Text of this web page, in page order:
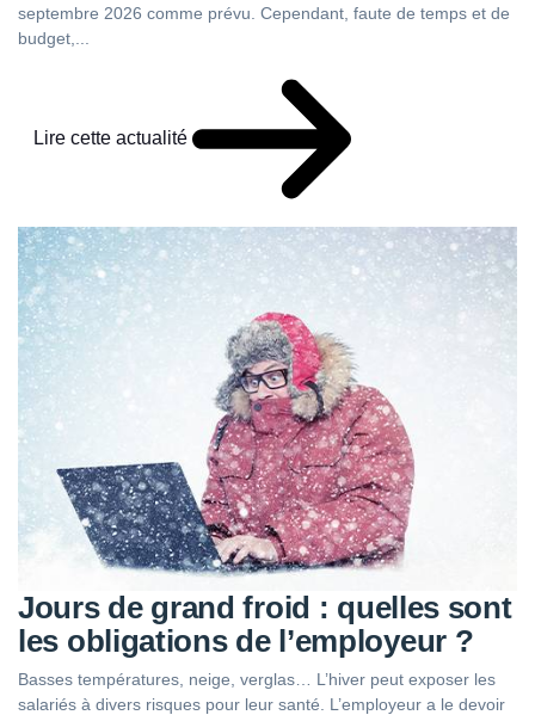
septembre 2026 comme prévu. Cependant, faute de temps et de
budget,...
Lire cette actualité
Jours de grand froid : quelles sont
les obligations de l’employeur ?
Basses températures, neige, verglas… L’hiver peut exposer les
salariés à divers risques pour leur santé. L’employeur a le devoir